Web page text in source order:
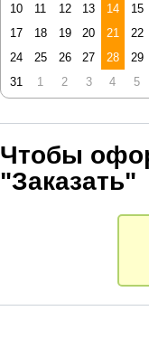
10
11 12 13 14
15
17
18 19 20 21
22
24
25 26 27 28
29
31
1 2 3 4 5
Чтобы
"Заказать"